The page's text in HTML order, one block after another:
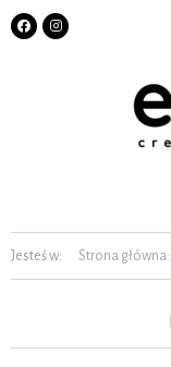
Jesteś w: Strona główna: